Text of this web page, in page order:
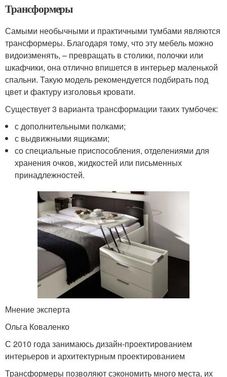
Трансформеры
Самыми необычными и практичными тумбами являются
трансформеры. Благодаря тому, что эту мебель можно
видоизменять, – превращать в столики, полочки или
шкафчики, она отлично впишется в интерьер маленькой
спальни. Такую модель рекомендуется подбирать под
цвет и фактуру изголовья кровати.
Существует 3 варианта трансформации таких тумбочек:
с дополнительными полками;
с выдвижными ящиками;
со специальные приспособления, отделениями для
хранения очков, жидкостей или письменных
принадлежностей.
Мнение эксперта
Ольга Коваленко
С 2010 года занимаюсь дизайн-проектированием
интерьеров и архитектурным проектированием
Трансформеры позволяют сэкономить много места, их